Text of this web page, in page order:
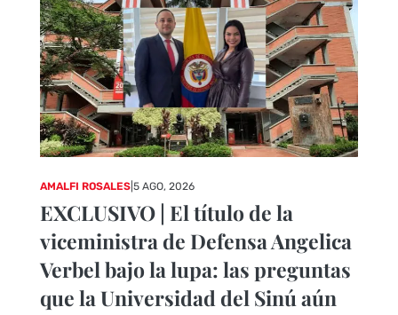
AMALFI ROSALES| 5 AGO, 2026
EXCLUSIVO | El título de la
viceministra de Defensa Angelica
Verbel bajo la lupa: las preguntas
que la Universidad del Sinú aún